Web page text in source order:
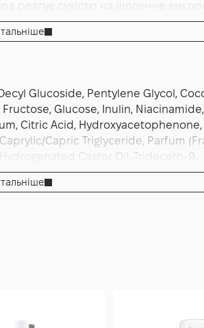
реагує сухістю на щоденне
а зранку обмежся вмиванням
і саліцилова кислота добре
Glucoside, Pentylene Glycol,
Glucose, Inulin,
Citric Acid, Hydroxyacetophenone,
Capric Triglyceride, Parfum
Castor Oil, Trideceth-9,